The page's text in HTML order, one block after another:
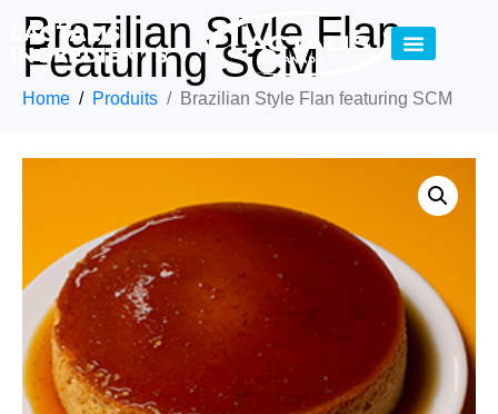
Brazilian Style Flan
Featuring SCM
Home Produits Brazilian Style Flan featuring SCM